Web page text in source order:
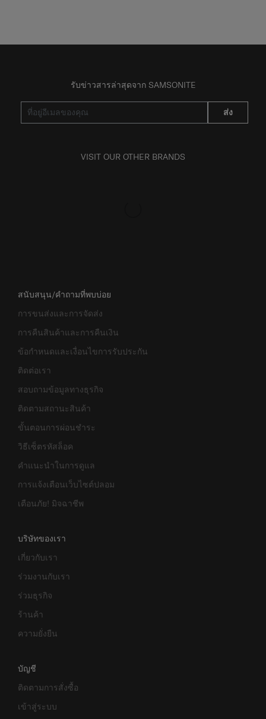
รับข่าวสารล่าสุดจาก SAMSONITE
ส่ง
VISIT OUR OTHER BRANDS
สนับสนุน/คำถามที่พบบ่อย
การขนส่งและการจัดส่ง
การคืนสินค้าและการคืนเงิน
ข้อกำหนดและเงื่อนไขการรับประกัน
ติดต่อเรา
สอบถามข้อมูลทางธุรกิจ
ติดตามสถานะสินค้า
ขั้นตอนการผ่อนชำระ
วิธีเซ็ตรหัสล็อค
คำแนะนำในการดูแล
การแจ้งเตือนเว็บไซต์ปลอม
เตือนภัย! มิจฉาชีพ
บริษัทของเรา
เกี่ยวกับเรา
ร่วมงานกับเรา
ร่วมธุรกิจ
ร้านค้า
ความยั่งยืน
บัญชี
ติดตามการสั่งซื้อ
เข้าสู่ระบบ